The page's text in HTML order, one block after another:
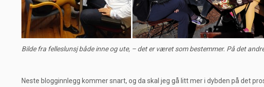
Bilde fra felleslunsj både inne og ute, – det er været som bestemmer. På det
Neste blogginnlegg kommer snart, og da skal jeg gå litt mer i dybden på det